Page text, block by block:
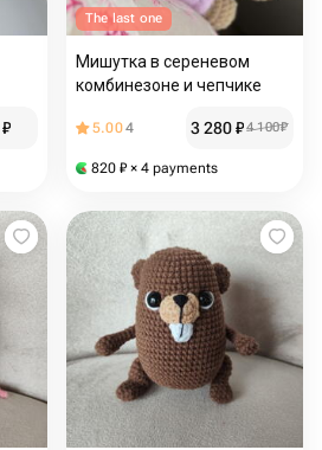
₽
The last one
Мишутка в сереневом
комбинезоне и чепчике
5.004 3 280₽4 100₽
820 ₽ × 4 payments